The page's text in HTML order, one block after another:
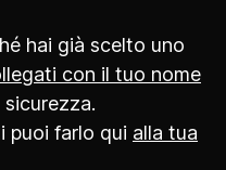
hai già scelto uno
con il tuo nome
puoi farlo qui alla tua